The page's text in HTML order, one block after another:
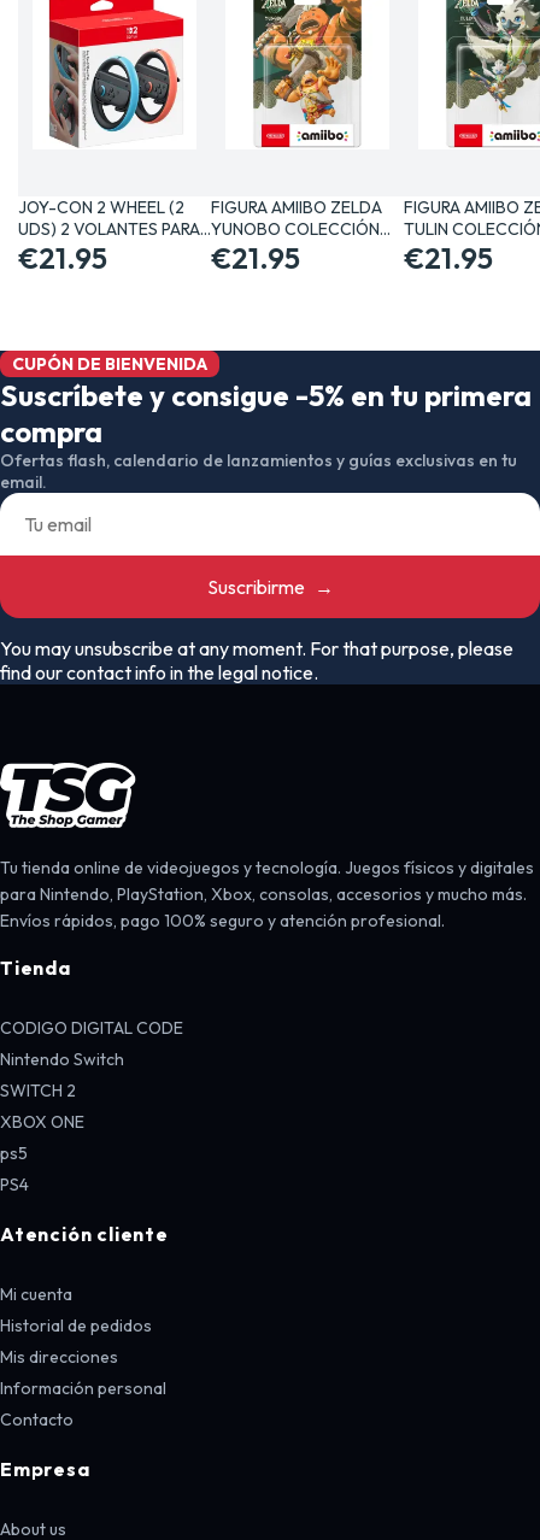
JOY-CON 2 WHEEL (2
UDS) 2 VOLANTES PARA…
€21.95
FIGURA AMIIBO ZELDA
YUNOBO COLECCIÓN
THE…
€21.95
FIGURA AMIIBO
TULIN
€21.95
CUPÓN DE BIENVENIDA
Suscríbete y consigue -5% en tu primera
compra
Ofertas flash, calendario de lanzamientos y guías exclusivas en tu
email.
Suscribirme →
You may unsubscribe at any moment. For that purpose, please
find our contact info in the legal notice.
Tu tienda online de videojuegos y tecnología. Juegos físicos y digitales
para Nintendo, PlayStation, Xbox, consolas, accesorios y mucho más.
Envíos rápidos, pago 100% seguro y atención profesional.
Tienda
CODIGO DIGITAL CODE
Nintendo Switch
SWITCH 2
XBOX ONE
ps5
PS4
Atención cliente
Mi cuenta
Historial de pedidos
Mis direcciones
Información personal
Contacto
Empresa
About us